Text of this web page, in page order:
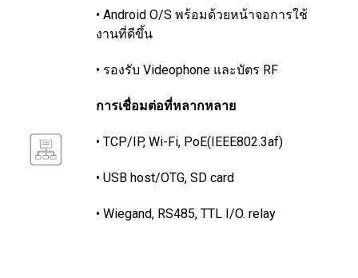
• Android O/S พร้อมด้วยหน้าจอการใช้
งานที่ดีขึ้น
• รองรับ Videophone และบัตร RF
การเชื่อมต่อที่หลากหลาย
• TCP/IP, Wi-Fi, PoE(IEEE802.3af)
• USB host/OTG, SD card
• Wiegand, RS485, TTL I/O. relay